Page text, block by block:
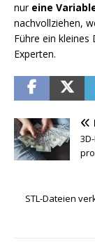
nur eine
nachvollziehen,
Führe ein
Experten.
STL-Dateien